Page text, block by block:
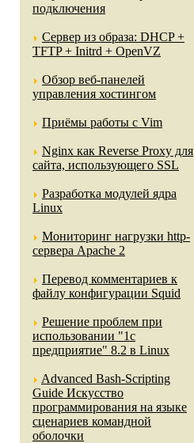
подключения
Сервер из образа: DHCP +
TFTP + Initrd + OpenVZ
Обзор веб-панелей
управления хостингом
Приёмы работы с Vim
Nginx как Reverse Proxy для
сайта, использующего SSL
Разработка модулей ядра
Linux
Мониторинг нагрузки http-
сервера Apache 2
Перевод комментариев к
файлу конфигурации Squid
Решение проблем при
использовании "1c
предприятие" 8.2 в Linux
Advanced Bash-Scripting
Guide Искусство
программирования на языке
сценариев командной
оболочки